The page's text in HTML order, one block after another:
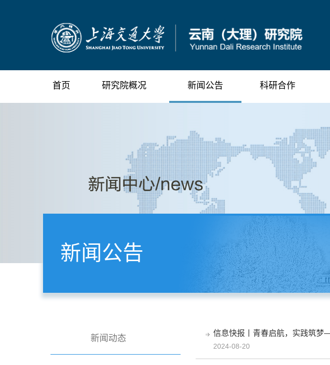
首页 研究院概况 新闻公告 科研合作
新闻公告
新闻动态
信息快报丨青春启航，实践筑
2024-08-20